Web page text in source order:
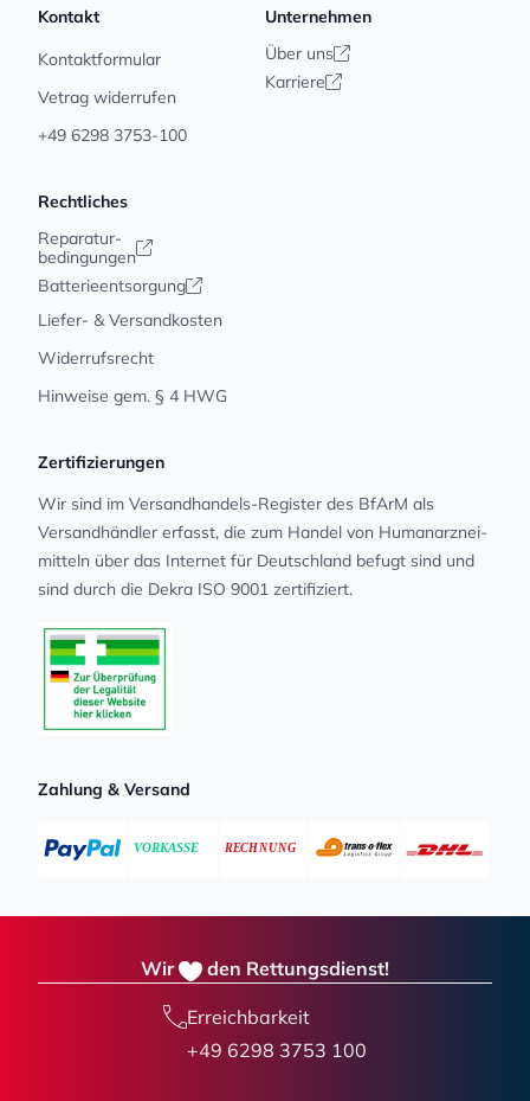
Kontakt
Kontaktformular
Vetrag widerrufen
+49 6298 3753-100
Unternehmen
Über uns
Karriere
Rechtliches
Reparatur-
bedingungen
Batterieentsorgung
Liefer- & Versandkosten
Widerrufsrecht
Hinweise gem. § 4 HWG
Zertifizierungen
Wir sind im Versandhandels-Register des BfArM als
Versandhändler erfasst, die zum Handel von Human­arz­nei­
mit­teln über das Internet für Deutschland befugt sind und
sind durch die Dekra ISO 9001 zertifiziert.
Zahlung & Versand
Wir den Rettungsdienst!
Erreichbarkeit
+49 6298 3753 100